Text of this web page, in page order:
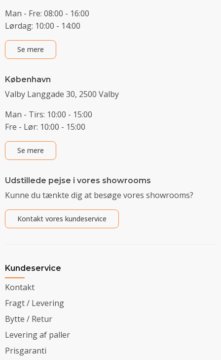
Man - Fre: 08:00 - 16:00
Lørdag: 10:00 - 14:00
Se mere
København
Valby Langgade 30, 2500 Valby
Man - Tirs: 10:00 - 15:00
Fre - Lør: 10:00 - 15:00
Se mere
Udstillede pejse i vores showrooms
Kunne du tænkte dig at besøge vores showrooms?
Kontakt vores kundeservice
Kundeservice
Kontakt
Fragt / Levering
Bytte / Retur
Levering af paller
Prisgaranti